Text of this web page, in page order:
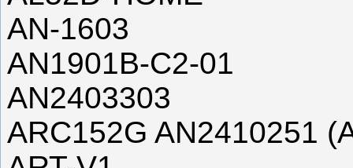
AN-1603
AN1901B-C2-01
AN2403303
ARC152G AN2410251